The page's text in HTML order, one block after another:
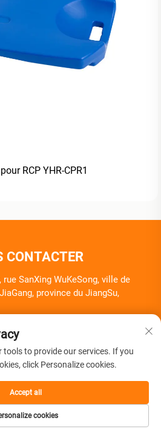
RCP YHR-CPR1
CONTACTER
SanXing WuKeSong, ville de
province du JiangSu,
Herui Medical Equipment Co.,
-Politique de confidentialité
tools to provide our services. If you
click Personalize cookies.
cookies
Accept all